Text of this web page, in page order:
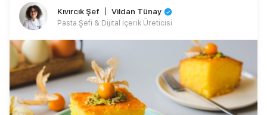
Kıvırcık Şef 〡 Vildan Tünay
Pasta Şefi & Dijital İçerik Üreticisi